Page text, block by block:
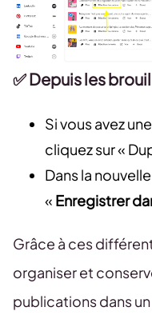
✅ Depuis les
Si vous avez
cliquez sur «
Dans la
« Enregistrer
Grâce à ces
organiser et
publications dans